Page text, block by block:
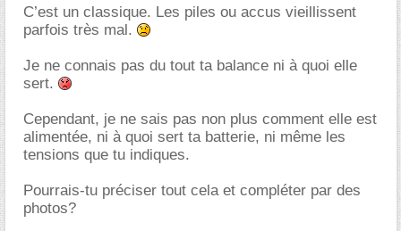
C’est un classique. Les piles ou accus vieillissent
parfois très mal.
Je ne connais pas du tout ta balance ni à quoi elle
sert.
Cependant, je ne sais pas non plus comment elle est
alimentée, ni à quoi sert ta batterie, ni même les
tensions que tu indiques.
Pourrais-tu préciser tout cela et compléter par des
photos?